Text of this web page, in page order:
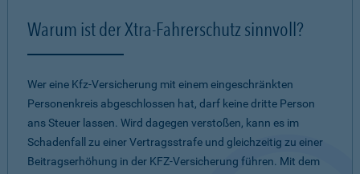
Warum ist der Xtra-Fahrerschutz sinnvoll?
Wer eine Kfz-Versicherung mit einem eingeschränkten
Personenkreis abgeschlossen hat, darf keine dritte Person
ans Steuer lassen. Wird dagegen verstoßen, kann es im
Schadenfall zu einer Vertragsstrafe und gleichzeitig zu einer
Beitragserhöhung in der KFZ-Versicherung führen. Mit dem